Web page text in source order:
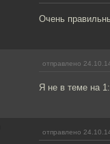
Очень
отправлено
Я не в теме на
отправлено